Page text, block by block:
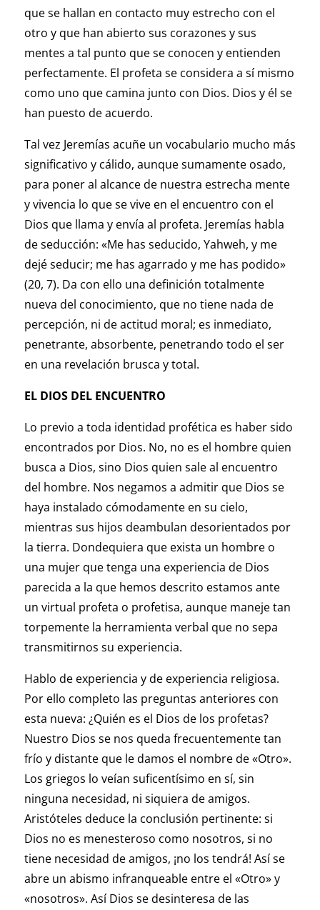
que se hallan en contacto muy estrecho con el
otro y que han abierto sus corazones y sus
mentes a tal punto que se conocen y entienden
perfectamente. El profeta se considera a sí mismo
como uno que camina junto con Dios. Dios y él se
han puesto de acuerdo.
Tal vez Jeremías acuñe un vocabulario mucho más
significativo y cálido, aunque sumamente osado,
para poner al alcance de nuestra estrecha mente
y vivencia lo que se vive en el encuentro con el
Dios que llama y envía al profeta. Jeremías habla
de seducción: «Me has seducido, Yahweh, y me
dejé seducir; me has agarrado y me has podido»
(20, 7). Da con ello una definición totalmente
nueva del conocimiento, que no tiene nada de
percepción, ni de actitud moral; es inmediato,
penetrante, absorbente, penetrando todo el ser
en una revelación brusca y total.
EL DIOS DEL ENCUENTRO
Lo previo a toda identidad profética es haber sido
encontrados por Dios. No, no es el hombre quien
busca a Dios, sino Dios quien sale al encuentro
del hombre. Nos negamos a admitir que Dios se
haya instalado cómodamente en su cielo,
mientras sus hijos deambulan desorientados por
la tierra. Dondequiera que exista un hombre o
una mujer que tenga una experiencia de Dios
parecida a la que hemos descrito estamos ante
un virtual profeta o profetisa, aunque maneje tan
torpemente la herramienta verbal que no sepa
transmitirnos su experiencia.
Hablo de experiencia y de experiencia religiosa.
Por ello completo las preguntas anteriores con
esta nueva: ¿Quién es el Dios de los profetas?
Nuestro Dios se nos queda frecuentemente tan
frío y distante que le damos el nombre de «Otro».
Los griegos lo veían suficentísimo en sí, sin
ninguna necesidad, ni siquiera de amigos.
Aristóteles deduce la conclusión pertinente: si
Dios no es menesteroso como nosotros, si no
tiene necesidad de amigos, ¡no los tendrá! Así se
abre un abismo infranqueable entre el «Otro» y
«nosotros». Así Dios se desinteresa de las